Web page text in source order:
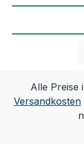
Alle Preise
Versandkosten